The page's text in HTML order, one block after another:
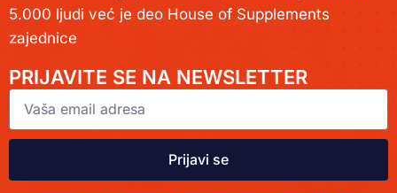
5.000 ljudi već je deo House of Supplements
zajednice
PRIJAVITE SE NA NEWSLETTER
Prijavi se